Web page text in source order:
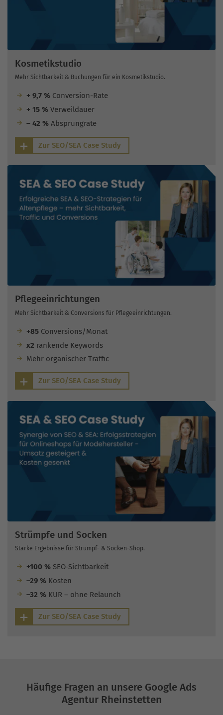
Kosmetikstudio
Mehr Sichtbarkeit & Buchungen für ein Kosmetikstudio.
+ 9,7 % Conversion-Rate
+ 15 % Verweildauer
– 42 % Absprungrate
Zur SEO/SEA Case Study
Pflegeeinrichtungen
Mehr Sichtbarkeit & Conversions für Pflegeeinrichtungen.
+85Conversions/Monat
x2 rankende Keywords
Mehr organischer Traffic
Zur SEO/SEA Case Study
Strümpfe und Socken
Starke Ergebnisse für Strumpf- & Socken-Shop.
+100 %SEO-Sichtbarkeit
–29 %Kosten
–32 %KUR – ohne Relaunch
Zur SEO/SEA Case Study
Häufige Fragen an unsere Google Ads
Agentur Rheinstetten